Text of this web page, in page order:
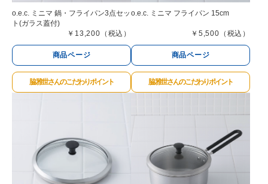
o.e.c. ミニマ 鍋・フライパン3点セッ
ト(ガラス蓋付)
￥13,200（税込）
商品ページ
脇 雅世さんのこだわりポイント
o.e.c. ミニマ フライパン 15cm
￥5,500（税込）
商品ページ
脇 雅世さんのこだわりポイント